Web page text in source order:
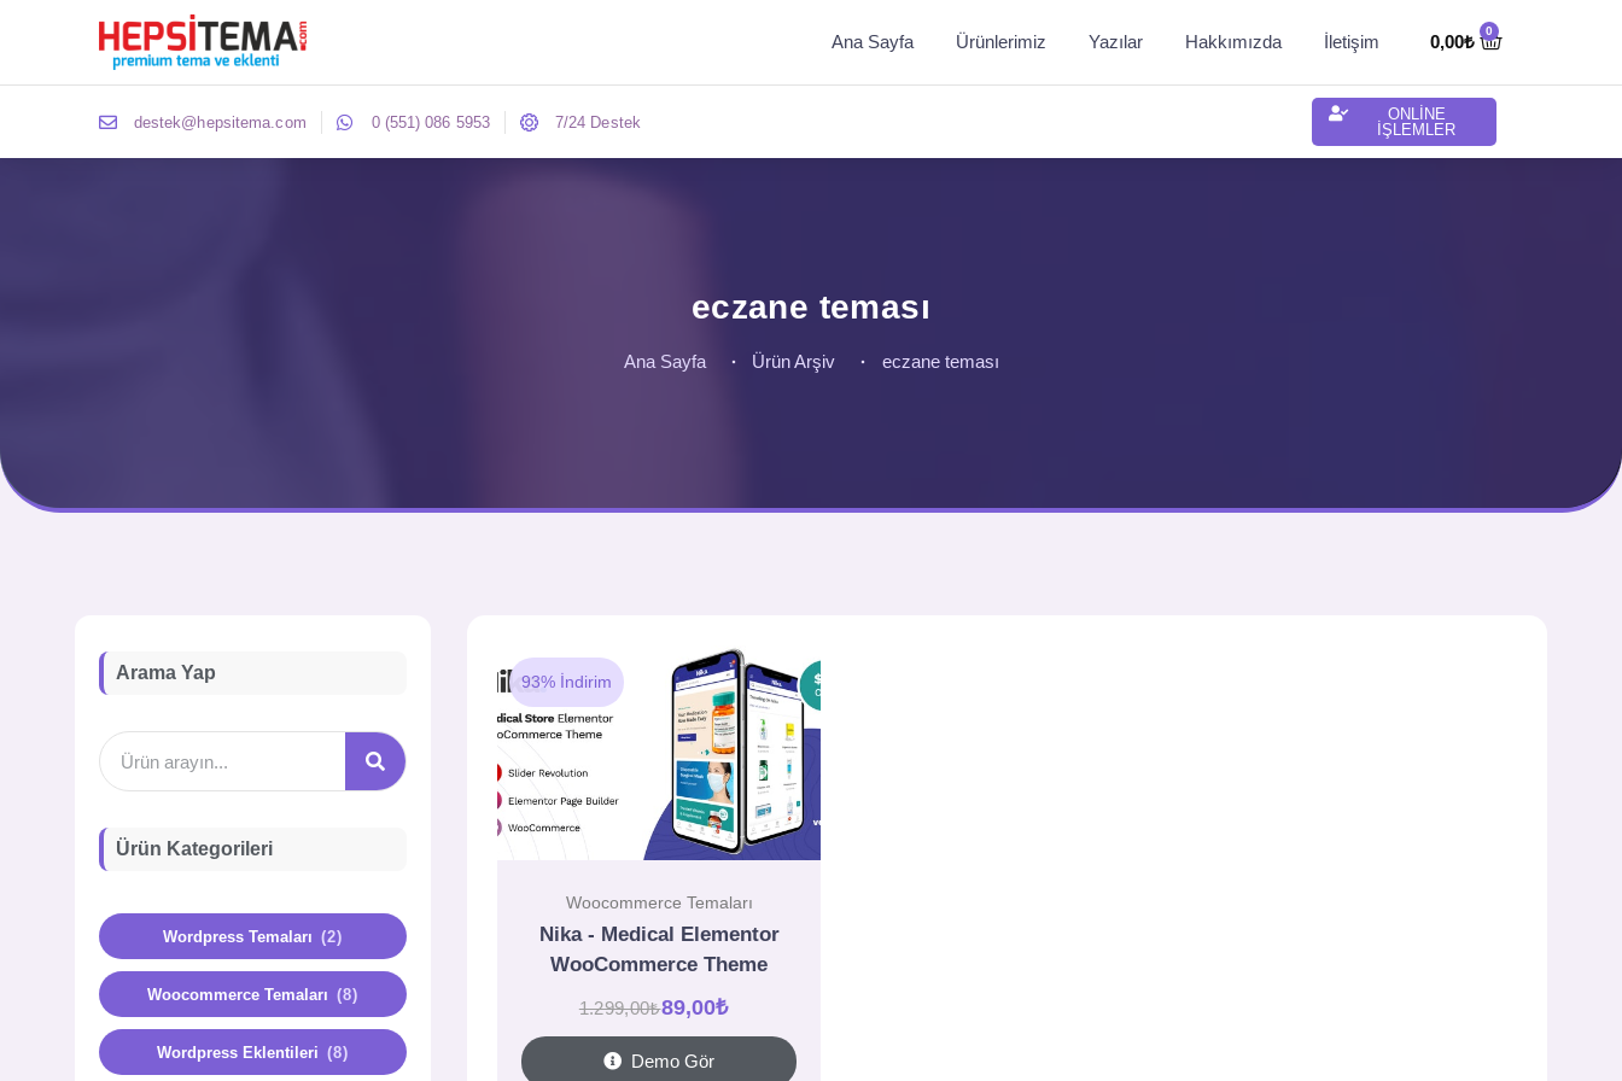
Ana Sayfa Ürünlerimiz Yazılar Hakkımızda İletişim 0,00₺
destek@hepsitema.com 0 (551) 086 5953 7/24 Destek
ONLİNE
İŞLEMLER
eczane teması
Ana Sayfa Ürün Arşiv eczane teması
Arama Yap
Ürün Kategorileri
Wordpress Temaları (2)
Woocommerce Temaları (8)
Wordpress Eklentileri (8)
93% İndirim
Woocommerce Temaları
Nika - Medical Elementor
WooCommerce Theme
1.299,00₺89,00₺
Demo Gör